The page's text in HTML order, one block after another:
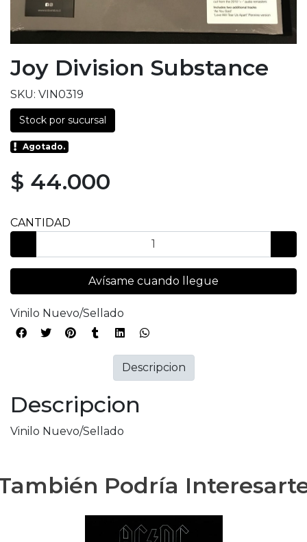
Joy Division Substance
SKU: VIN0319
Stock por sucursal
Agotado.
$ 44.000
CANTIDAD
Avísame cuando llegue
Vinilo Nuevo/Sellado
Descripcion
Vinilo Nuevo/Sellado
Descripcion
Podría